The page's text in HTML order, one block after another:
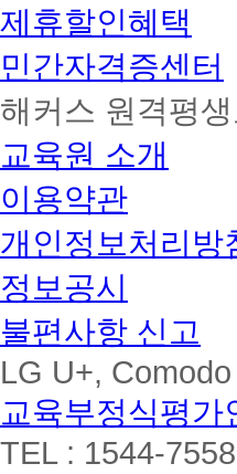
제휴할인혜택
민간자격증센터
해커스 원격평
교육원 소개
이용약관
개인정보처리방
정보공시
불편사항 신고
LG U+,
교육부정식평
TEL : 1544-